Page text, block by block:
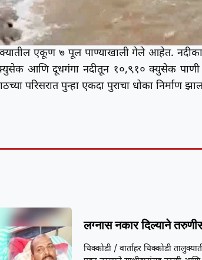
एकूण ७ पूल पाण्याखाली गेले आहेत.
आणि दूधगंगा नदीतून १०,९१० क्युसेक
परिसरात पुन्हा एकदा पुराचा धोका निर्माण
लग्नास नकार दिल्याने
चिक्कोडी / वार्ताहर चिक्कोडी